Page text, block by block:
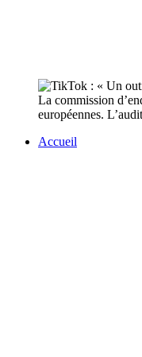
La commission
européennes.
Accueil